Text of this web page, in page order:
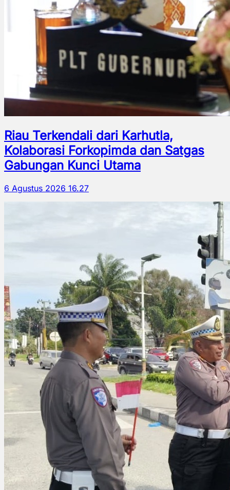
Riau Terkendali dari Karhutla,
Kolaborasi Forkopimda dan Satgas
Gabungan Kunci Utama
6 Agustus 2026 16.27